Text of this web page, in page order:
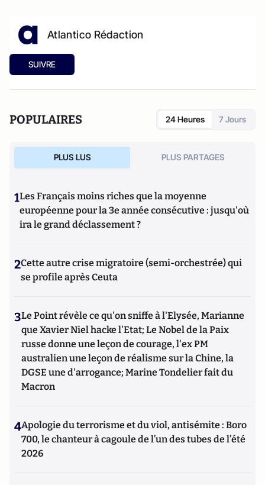
Atlantico Rédaction
SUIVRE
POPULAIRES 24 Heures 7 Jours
PLUS LUS PLUS PARTAGES
1Les Français moins riches que la moyenne
européenne pour la 3e année consécutive : jusqu'où
ira le grand déclassement ?
2Cette autre crise migratoire (semi-orchestrée) qui
se profile après Ceuta
3Le Point révèle ce qu'on sniffe à l'Elysée, Marianne
que Xavier Niel hacke l'Etat; Le Nobel de la Paix
russe donne une leçon de courage, l'ex PM
australien une leçon de réalisme sur la Chine, la
DGSE une d'arrogance; Marine Tondelier fait du
Macron
4Apologie du terrorisme et du viol, antisémite : Boro
700, le chanteur à cagoule de l’un des tubes de l’été
2026